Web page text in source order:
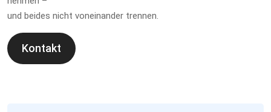
und beides nicht voneinander trennen.
Kontakt